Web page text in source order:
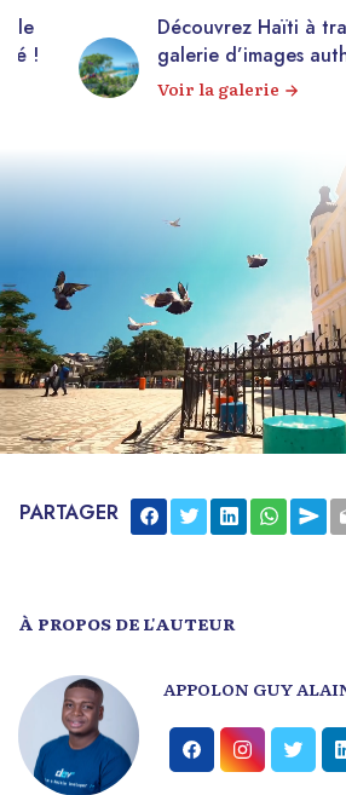
!
Découvrez Haïti à
galerie d’images
Voir la galerie
PARTAGER
À PROPOS DE L'AUTEUR
APPOLON GUY